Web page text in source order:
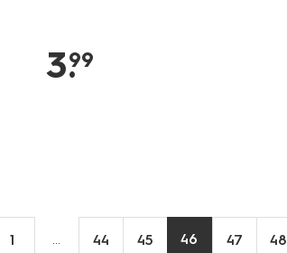
3.
99
1 ... 44 45 46 47 48